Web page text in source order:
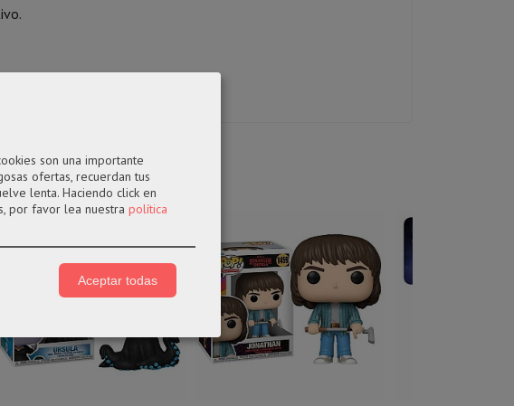
son una importante
ofertas, recuerdan tus
lenta. Haciendo click en
por favor lea nuestra política
Aceptar todas